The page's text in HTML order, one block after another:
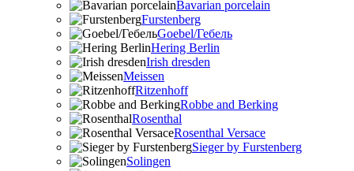
Bavarian porcelain
Furstenberg
Goebel/Гебель
Hering Berlin
Irish dresden
Meissen
Ritzenhoff
Robbe and Berking
Rosenthal
Rosenthal Versace
Sieger by Furstenberg
Solingen